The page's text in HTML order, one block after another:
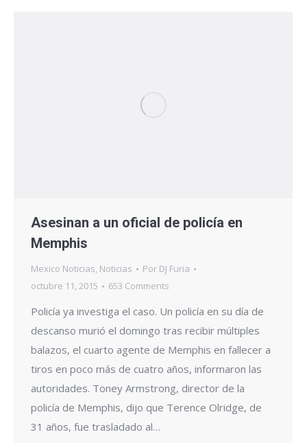
Asesinan a un oficial de policía en
Memphis
Mexico Noticias, Noticias Por DJ Furia
octubre 11, 2015
653 Comments
Policía ya investiga el caso. Un policía en su día de
descanso murió el domingo tras recibir múltiples
balazos, el cuarto agente de Memphis en fallecer a
tiros en poco más de cuatro años, informaron las
autoridades. Toney Armstrong, director de la
policía de Memphis, dijo que Terence Olridge, de
31 años, fue trasladado al…